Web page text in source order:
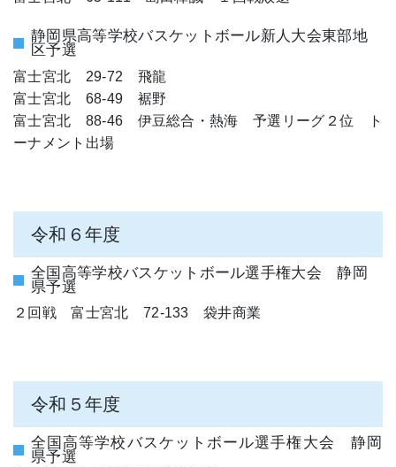
静岡県高等学校バスケットボール新人大会東部地
区予選
富士宮北 29-72 飛龍
富士宮北 68-49 裾野
富士宮北 88-46 伊豆総合・熱海 予選リーグ２位 ト
ーナメント出場
令和６年度
全国高等学校バスケットボール選手権大会 静岡
県予選
２回戦 富士宮北 72-133 袋井商業
令和５年度
全国高等学校バスケットボール選手権大会 静岡
県予選